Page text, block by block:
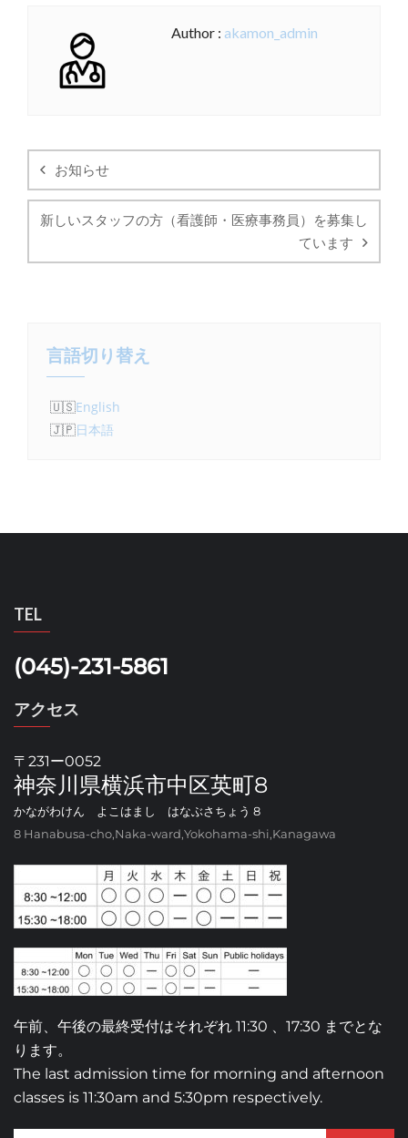
Author : akamon_admin
稿
ナ
ビ
ゲ
お知らせ
新しいスタッフの方（看護師・医療事務員）を募集し
ています
言語切り替え
English
日本語
TEL
(045)-231-5861
アクセス
〒231ー0052
神奈川県横浜市中区英町8
かながわけん よこはまし はなぶさちょう 8
8 Hanabusa-cho,Naka-ward,Yokohama-shi,Kanagawa
午前、午後の最終受付はそれぞれ 11:30 、17:30 までとな
ります。
The last admission time for morning and afternoon
classes is 11:30am and 5:30pm respectively.